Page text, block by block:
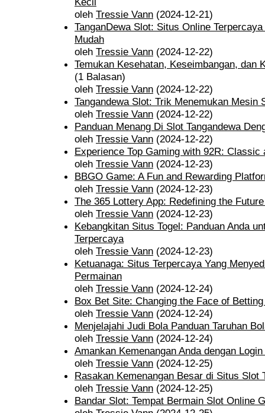
oleh Tressie Vann (2024-12-21)
TanganDewa Slot: Situs Online
Mudah
oleh Tressie Vann (2024-12-22)
Temukan Kesehatan, Keseimbangan, dan
(1 Balasan)
oleh Tressie Vann (2024-12-22)
Tangandewa Slot: Trik Menemukan Mesin
oleh Tressie Vann (2024-12-22)
Panduan Menang Di Slot Tangandewa
oleh Tressie Vann (2024-12-22)
Experience Top Gaming with 92R: Classic
oleh Tressie Vann (2024-12-23)
BBGO Game: A Fun and Rewarding
oleh Tressie Vann (2024-12-23)
The 365 Lottery App: Redefining the
oleh Tressie Vann (2024-12-23)
Kebangkitan Situs Togel: Panduan Anda
Terpercaya
oleh Tressie Vann (2024-12-23)
Ketuanaga: Situs Terpercaya Yang
Permainan
oleh Tressie Vann (2024-12-24)
Box Bet Site: Changing the Face of
oleh Tressie Vann (2024-12-24)
Menjelajahi Judi Bola Panduan Taruhan
oleh Tressie Vann (2024-12-24)
Amankan Kemenangan Anda dengan
oleh Tressie Vann (2024-12-25)
Rasakan Kemenangan Besar di Situs Slot
oleh Tressie Vann (2024-12-25)
Bandar Slot: Tempat Bermain Slot Online